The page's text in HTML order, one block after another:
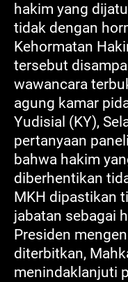
hakim yang
tidak dengan
Kehormatan
tersebut
wawancara
agung kamar
Yudisial (KY),
pertanyaan
bahwa hakim
diberhentikan
MKH dipastikan
jabatan sebagai
Presiden
diterbitkan,
menindaklanjuti